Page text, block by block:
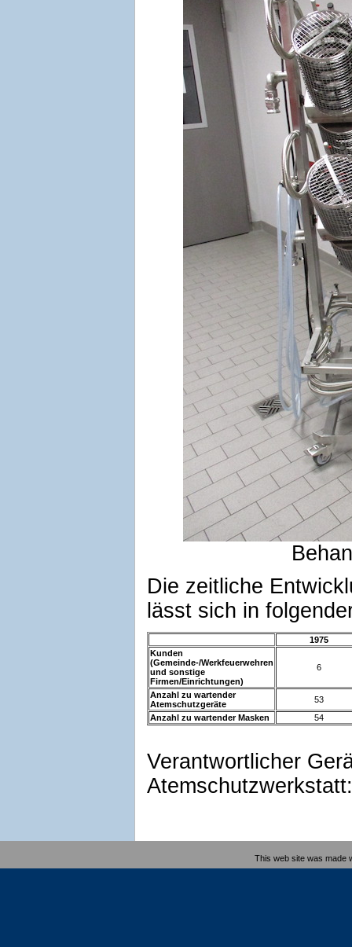
Die zeitliche
lässt sich in
1975
Kunden
(Gemeinde-/Werkfeuerwehren
und sonstige
Firmen/Einrichtungen)
6
Anzahl zu wartender
Atemschutzgeräte
53
Anzahl zu wartender Masken
54
Verantwortlicher
This web site was made